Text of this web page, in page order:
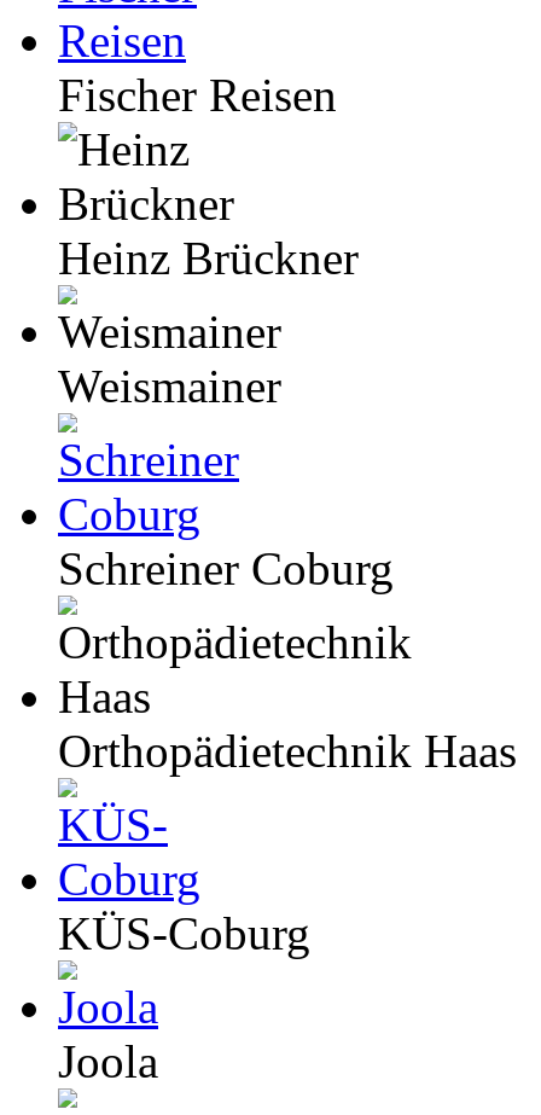
Fischer Reisen
Heinz Brückner
Weismainer
Schreiner Coburg
Orthopädietechnik Haas
KÜS-Coburg
Joola